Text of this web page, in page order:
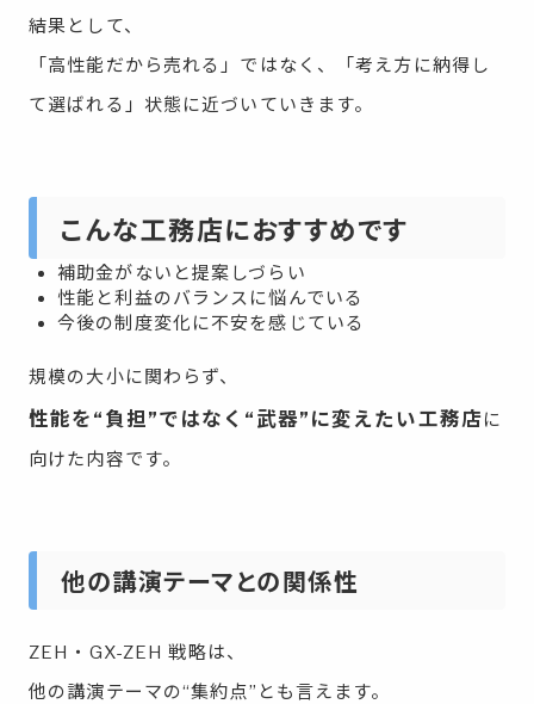
結果として、
「高性能だから売れる」ではなく、「考え方に納得し
て選ばれる」状態に近づいていきます。
こんな工務店におすすめです
補助金がないと提案しづらい
性能と利益のバランスに悩んでいる
今後の制度変化に不安を感じている
規模の大小に関わらず、
性能を“負担”ではなく“武器”に変えたい工務店に
向けた内容です。
他の講演テーマとの関係性
ZEH・GX-ZEH 戦略は、
他の講演テーマの“集約点”とも言えます。